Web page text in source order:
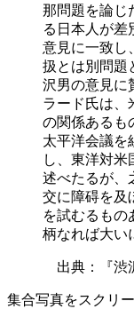
那問題を論じ
る日本人が差
意見に一致し
扱とは別問題
沢男の意見に
ラード氏は、
の関係あるも
太平洋会議を
し、東洋対米
述べたるが、
交に障碍を及
を試むるもの
柄なれば大い
出典：『渋
集合写真をスクリ